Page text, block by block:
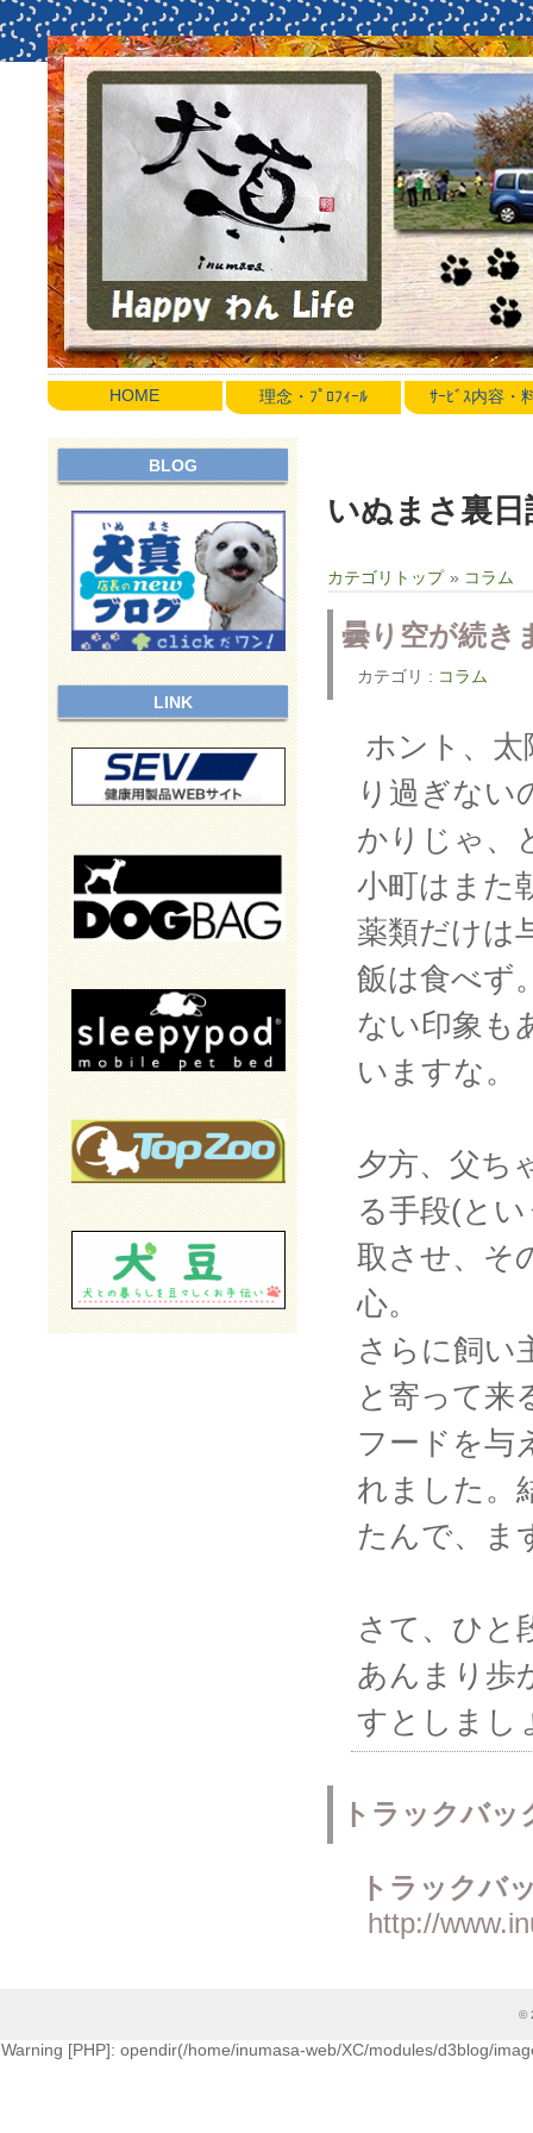
HOME 理念・ﾌﾟﾛﾌｨｰﾙ ｻｰﾋﾞｽ内容・
いぬまさ裏
カテゴリトップ » コラム
曇り空が続き
カテゴリ : コラム
ホント、
り過ぎない
かりじゃ、
小町はまた
薬類だけは
飯は食べず
ない印象も
いますな。
夕方、父ち
る手段(と
取させ、そ
心。
さらに飼い
と寄って来
フードを与
れました。
たんで、ま
さて、ひと
あんまり歩
すとしまし
トラックバッ
トラックバ
http://
BLOG
LINK
©
Warning [PHP]: opendir(/home/inumasa-web/XC/modules/d3blog/